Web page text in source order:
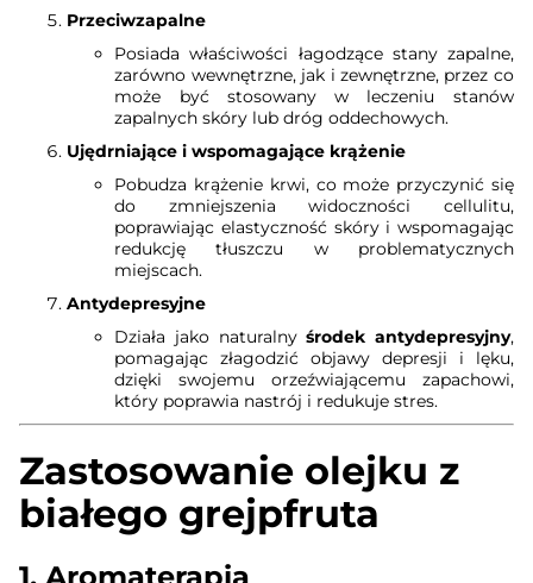
Przeciwzapalne
Posiada właściwości łagodzące stany zapalne,
zarówno wewnętrzne, jak i zewnętrzne, przez co
może być stosowany w leczeniu stanów
zapalnych skóry lub dróg oddechowych.
Ujędrniające i wspomagające krążenie
Pobudza krążenie krwi, co może przyczynić się
do zmniejszenia widoczności cellulitu,
poprawiając elastyczność skóry i wspomagając
redukcję tłuszczu w problematycznych
miejscach.
Antydepresyjne
Działa jako naturalnyśrodek antydepresyjny,
pomagając złagodzić objawy depresji i lęku,
dzięki swojemu orzeźwiającemu zapachowi,
który poprawia nastrój i redukuje stres.
Zastosowanie olejku z
białego grejpfruta